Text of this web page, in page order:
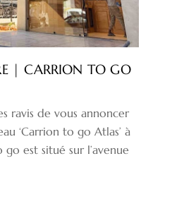
| CARRION TO GO
ravis de vous annoncer
‘Carrion to go Atlas’ à
est situé sur l’avenue